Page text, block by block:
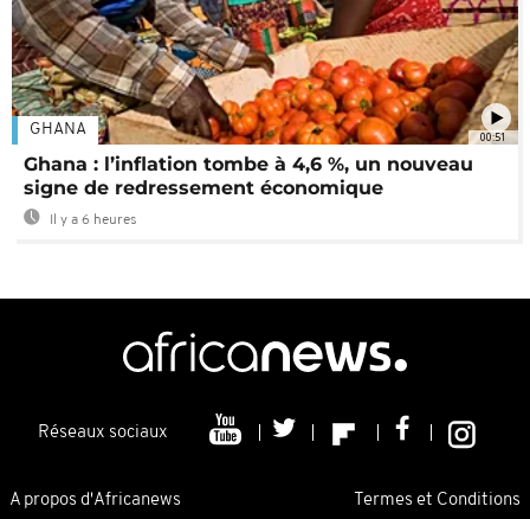
00:51
GHANA
Ghana : l’inflation tombe à 4,6 %, un nouveau
signe de redressement économique
Il y a 6 heures
Réseaux sociaux
A propos d'Africanews Termes et Conditions